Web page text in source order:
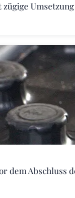
dem Abschluss